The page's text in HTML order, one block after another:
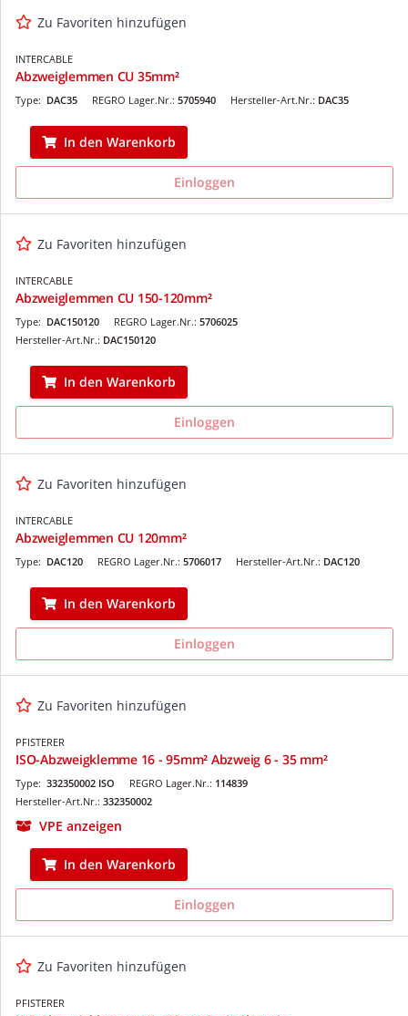
Zu Favoriten hinzufügen
INTERCABLE
Abzweiglemmen CU 35mm²
REGRO Lager.Nr.: 5705940
Type: DAC35 Hersteller-Art.Nr.: DAC35
In den Warenkorb
Einloggen
Zu Favoriten hinzufügen
INTERCABLE
Abzweiglemmen CU 150-120mm²
REGRO Lager.Nr.: 5706025
Type: DAC150120
Hersteller-Art.Nr.: DAC150120
In den Warenkorb
Einloggen
Zu Favoriten hinzufügen
INTERCABLE
Abzweiglemmen CU 120mm²
REGRO Lager.Nr.: 5706017
Type: DAC120 Hersteller-Art.Nr.: DAC120
In den Warenkorb
Einloggen
Zu Favoriten hinzufügen
PFISTERER
ISO-Abzweigklemme 16 - 95mm² Abzweig 6 - 35 mm²
REGRO Lager.Nr.: 114839
Type: 332350002 ISO
Hersteller-Art.Nr.: 332350002
VPE anzeigen
In den Warenkorb
Einloggen
Zu Favoriten hinzufügen
PFISTERER